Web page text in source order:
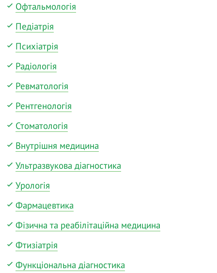
Офтальмологія
Педіатрія
Психіатрія
Радіологія
Ревматологія
Рентгенологія
Стоматологія
Внутрішня медицина
Ультразвукова діагностика
Урологія
Фармацевтика
Фізична та реабілітаційна медицина
Фтизіатрія
Функціональна діагностика